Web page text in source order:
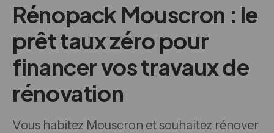
Rénopack Mouscron : le
prêt taux zéro pour
financer vos travaux de
rénovation
Vous habitez Mouscron et souhaitez rénover